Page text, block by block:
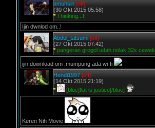
amuhsin [off]
(30 Okt 2015 05:58)
* Thinking...!!
Ijin dwnlod om..!
Abdul_tatsumi [off]
(27 Okt 2015 07:42)
* pangeran grogol udah nolak 32x cewek
ijin download om ,mumpung ada wi-fi
Hendi1997 [off]
(14 Okt 2015 21:19)
*
[blue]flat is justice[/blue]
Keren Nih Movie